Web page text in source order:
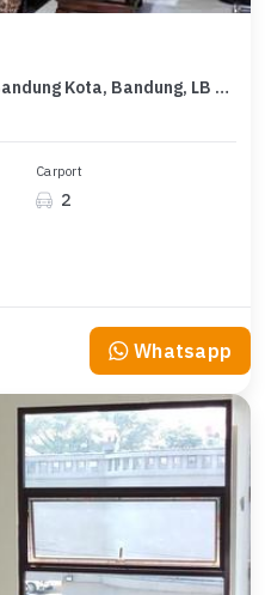
Rumah Sewa Nyaman Lokasi Bandung Kota, Bandung, LB 200m²
Carport
2
Whatsapp